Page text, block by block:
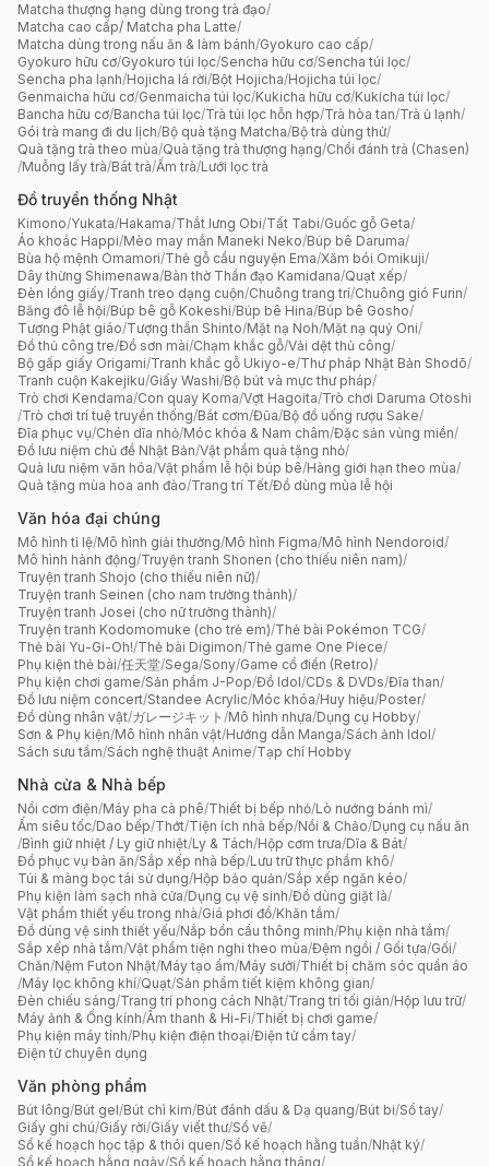
Matcha thượng hạng dùng trong trà đạo/
Matcha cao cấp/ Matcha pha Latte/
Matcha dùng trong nấu ăn & làm bánh/Gyokuro cao cấp/
Gyokuro hữu cơ/Gyokuro túi lọc/Sencha hữu cơ/Sencha túi lọc/
Sencha pha lạnh/Hojicha lá rời/Bột Hojicha/Hojicha túi lọc/
Genmaicha hữu cơ/Genmaicha túi lọc/Kukicha hữu cơ/Kukicha túi lọc/
Bancha hữu cơ/Bancha túi lọc/Trà túi lọc hỗn hợp/Trà hòa tan/Trà ủ lạnh/
Gói trà mang đi du lịch/Bộ quà tặng Matcha/Bộ trà dùng thử/
Quà tặng trà theo mùa/Quà tặng trà thượng hạng/Chổi đánh trà (Chasen)
/Muỗng lấy trà/Bát trà/Ấm trà/Lưới lọc trà
Đồ truyền thống Nhật
Kimono/Yukata/Hakama/Thắt lưng Obi/Tất Tabi/Guốc gỗ Geta/
Áo khoác Happi/Mèo may mắn Maneki Neko/Búp bê Daruma/
Bùa hộ mệnh Omamori/Thẻ gỗ cầu nguyện Ema/Xăm bói Omikuji/
Dây thừng Shimenawa/Bàn thờ Thần đạo Kamidana/Quạt xếp/
Đèn lồng giấy/Tranh treo dạng cuộn/Chuông trang trí/Chuông gió Furin/
Băng đô lễ hội/Búp bê gỗ Kokeshi/Búp bê Hina/Búp bê Gosho/
Tượng Phật giáo/Tượng thần Shinto/Mặt nạ Noh/Mặt nạ quỷ Oni/
Đồ thủ công tre/Đồ sơn mài/Chạm khắc gỗ/Vải dệt thủ công/
Bộ gấp giấy Origami/Tranh khắc gỗ Ukiyo-e/Thư pháp Nhật Bản Shodō/
Tranh cuộn Kakejiku/Giấy Washi/Bộ bút và mực thư pháp/
Trò chơi Kendama/Con quay Koma/Vợt Hagoita/Trò chơi Daruma Otoshi
/Trò chơi trí tuệ truyền thống/Bát cơm/Đũa/Bộ đồ uống rượu Sake/
Đĩa phục vụ/Chén dĩa nhỏ/Móc khóa & Nam châm/Đặc sản vùng miền/
Đồ lưu niệm chủ đề Nhật Bản/Vật phẩm quà tặng nhỏ/
Quà lưu niệm văn hóa/Vật phẩm lễ hội búp bê/Hàng giới hạn theo mùa/
Quà tặng mùa hoa anh đào/Trang trí Tết/Đồ dùng mùa lễ hội
Văn hóa đại chúng
Mô hình tỉ lệ/Mô hình giải thưởng/Mô hình Figma/Mô hình Nendoroid/
Mô hình hành động/Truyện tranh Shonen (cho thiếu niên nam)/
Truyện tranh Shojo (cho thiếu niên nữ)/
Truyện tranh Seinen (cho nam trưởng thành)/
Truyện tranh Josei (cho nữ trưởng thành)/
Truyện tranh Kodomomuke (cho trẻ em)/Thẻ bài Pokémon TCG/
Thẻ bài Yu-Gi-Oh!/Thẻ bài Digimon/Thẻ game One Piece/
Phụ kiện thẻ bài/任天堂/Sega/Sony/Game cổ điển (Retro)/
Phụ kiện chơi game/Sản phẩm J-Pop/Đồ Idol/CDs & DVDs/Đĩa than/
Đồ lưu niệm concert/Standee Acrylic/Móc khóa/Huy hiệu/Poster/
Đồ dùng nhân vật/ガレージキット /Mô hình nhựa/Dụng cụ Hobby/
Sơn & Phụ kiện/Mô hình nhân vật/Hướng dẫn Manga/Sách ảnh Idol/
Sách sưu tầm/Sách nghệ thuật Anime/Tạp chí Hobby
Nhà cửa & Nhà bếp
Nồi cơm điện/Máy pha cà phê/Thiết bị bếp nhỏ/Lò nướng bánh mì/
Ấm siêu tốc/Dao bếp/Thớt/Tiện ích nhà bếp/Nồi & Chảo/Dụng cụ nấu ăn
/Bình giữ nhiệt / Ly giữ nhiệt/Ly & Tách/Hộp cơm trưa/Dĩa & Bát/
Đồ phục vụ bàn ăn/Sắp xếp nhà bếp/Lưu trữ thực phẩm khô/
Túi & màng bọc tái sử dụng/Hộp bảo quản/Sắp xếp ngăn kéo/
Phụ kiện làm sạch nhà cửa/Dụng cụ vệ sinh/Đồ dùng giặt là/
Vật phẩm thiết yếu trong nhà/Giá phơi đồ/Khăn tắm/
Đồ dùng vệ sinh thiết yếu/Nắp bồn cầu thông minh/Phụ kiện nhà tắm/
Sắp xếp nhà tắm/Vật phẩm tiện nghi theo mùa/Đệm ngồi / Gối tựa/Gối/
Chăn/Nệm Futon Nhật/Máy tạo ẩm/Máy sưởi/Thiết bị chăm sóc quần áo
/Máy lọc không khí/Quạt/Sản phẩm tiết kiệm không gian/
Đèn chiếu sáng/Trang trí phong cách Nhật/Trang trí tối giản/Hộp lưu trữ/
Máy ảnh & Ống kính/Âm thanh & Hi-Fi/Thiết bị chơi game/
Phụ kiện máy tính/Phụ kiện điện thoại/Điện tử cầm tay/
Điện tử chuyên dụng
Văn phòng phẩm
Bút lông/Bút gel/Bút chì kim/Bút đánh dấu & Dạ quang/Bút bi/Sổ tay/
Giấy ghi chú/Giấy rời/Giấy viết thư/Sổ vẽ/
Sổ kế hoạch học tập & thói quen/Sổ kế hoạch hằng tuần/Nhật ký/
Sổ kế hoạch hằng ngày/Sổ kế hoạch hằng tháng/